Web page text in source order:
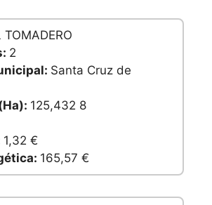
TOMADERO
2
Santa Cruz de
125,432 8
1,32 €
165,57 €